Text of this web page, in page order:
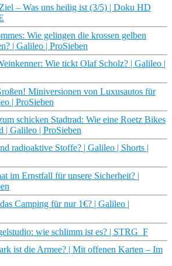
– Was uns heilig ist (3/5) | Doku HD
Wie gelingen die krossen gelben
| Galileo | ProSieben
Wie tickt Olaf Scholz? | Galileo |
Miniversionen von Luxusautos für
| ProSieben
schicken Stadtrad: Wie eine Roetz Bikes
| Galileo | ProSieben
radioaktive Stoffe? | Galileo | Shorts |
im Ernstfall für unsere Sicherheit? |
Camping für nur 1€? | Galileo |
wie schlimm ist es? | STRG_F
ist die Armee? | Mit offenen Karten – Im